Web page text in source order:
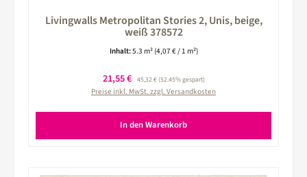
Livingwalls Metropolitan Stories 2, Unis, beige,
weiß 378572
Inhalt:5.3 m² (4,07 € / 1 m²)
Verkaufspreis:
21,55 € Regulärer Preis:
45,32 €(52.45% gespart)
Preise inkl. MwSt. zzgl. Versandkosten
In den Warenkorb